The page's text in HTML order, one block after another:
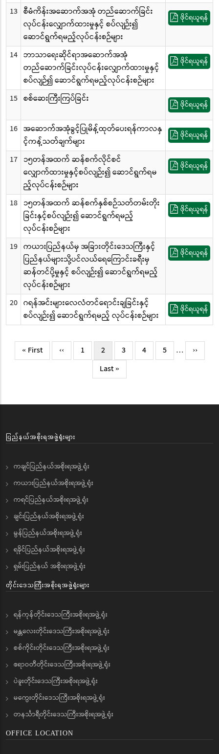
13 စီမံကိန်းအဆောက်အအုံ တည်ဆောက်ခြင်း
လုပ်ငန်းလျှောက်ထားမှုနှင့် စပ်လျဉ်း၍
ဆောင်ရွက်ရမည့်လုပ်ငန်းစဉ်များ
ဖိုင်ရယူရန်
14 ဘာသာရေးဆိုင်ရာအဆောက်အအုံ
တည်ဆောက်ခြင်းလုပ်ငန်းလျှောက်ထားမှုနှင့်
စပ်လျဉ်၍ ဆောင်ရွက်ရမည့်လုပ်ငန်းစဉ်များ
ဖိုင်ရယူရန်
15 စစ်ဆေးကြီးကြပ်ခြင်း ဖိုင်ရယူရန်
16 အဆောက်အအုံခွင့်ပြုမိန့်ထုတ်ပေးရန်ကာလနှ
င့်ကန့်သတ်ချက်များ
ဖိုင်ရယူရန်
17 ၁၅တန်အထက် ဆန်စက်လိုင်စင်
လျှောက်ထားမှုနှင့်စပ်လျဉ်း၍ ဆောင်ရွက်ရမ
ည့်လုပ်ငန်းစဉ်များ
ဖိုင်ရယူရန်
18 ၁၅တန်အထက် ဆန်စက်နှစ်စဉ်သတ်တမ်းတိုး
ခြင်းနှင့်စပ်လျဉ်း၍ ဆောင်ရွက်ရမည့်
လုပ်ငန်းစဉ်များ
ဖိုင်ရယူရန်
19 ကယားပြည်နယ်မှ အခြားတိုင်းဒေသကြီးနှင့်
ပြည်နယ်များသို့ပင်လယ်ရေကြောင်းခရီးမှ
ဆန်တင်ပို့မှုနှင့် စပ်လျဉ်း၍ ဆောင်ရွက်ရမည့်
လုပ်ငန်းစဉ်များ
ဖိုင်ရယူရန်
20 ဂရန်အင်းများလေလံတင်ရောင်းချခြင်းနှင့်
စပ်လျဉ်း၍ ဆောင်ရွက်ရမည့် လုပ်ငန်းစဉ်များ
ဖိုင်ရယူရန်
Pagination
First
page
« First
Previous
page
‹‹ Page
1
လက်ရှိ
စာမျက်နှာ
2 Page
3 Page
4 Page
5 …
Next
page
››
Last
page
Last »
ပြည်နယ်အစိုးရအဖွဲ့ရုံးများ
ကချင်ပြည်နယ်အစိုးရအဖွဲ့ရုံး
ကယားပြည်နယ်အစိုးရအဖွဲ့ရုံး
ကရင်ပြည်နယ်အစိုးရအဖွဲ့ရုံး
ချင်းပြည်နယ်အစိုးရအဖွဲ့ရုံး
မွန်ပြည်နယ်အစိုးရအဖွဲ့ရုံး
ရခိုင်ပြည်နယ်အစိုးရအဖွဲ့ရုံး
ရှမ်းပြည်နယ် အစိုးရအဖွဲ့ရုံး
တိုင်းဒေသကြီးအစိုးရအဖွဲ့ရုံးများ
ရန်ကုန်တိုင်းဒေသကြီးအစိုးရအဖွဲ့ရုံး
မန္တလေးတိုင်းဒေသကြီးအစိုးရအဖွဲ့ရုံး
စစ်ကိုင်းတိုင်းဒေသကြီးအစိုးရအဖွဲ့ရုံး
ဧရာဝတီတိုင်းဒေသကြီးအစိုးရအဖွဲ့ရုံး
ပဲခူးတိုင်းဒေသကြီးအစိုးရအဖွဲ့ရုံး
မကွေးတိုင်းဒေသကြီးအစိုးရအဖွဲ့ရုံး
တနင်္သာရီတိုင်းဒေသကြီးအစိုးရအဖွဲ့ရုံး
OFFICE LOCATION